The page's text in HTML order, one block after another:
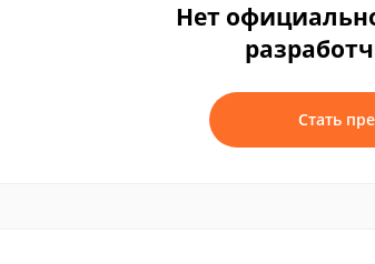
Нет
Стать